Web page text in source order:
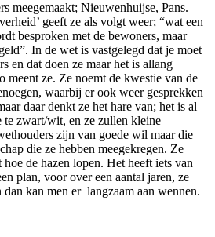
meegemaakt; Nieuwenhuijse, Pans.
geeft ze als volgt weer; “wat een
besproken met de bewoners, maar
In de wet is vastgelegd dat je moet
en dat doen ze maar het is allang
meent ze. Ze noemt de kwestie van de
waarbij er ook weer gesprekken
daar denkt ze het hare van; het is al
te zwart/wit, en ze zullen kleine
zijn van goede wil maar die
die ze hebben meegekregen. Ze
de hazen lopen. Het heeft iets van
plan, voor over een aantal jaren, ze
dan kan men er langzaam aan wennen.